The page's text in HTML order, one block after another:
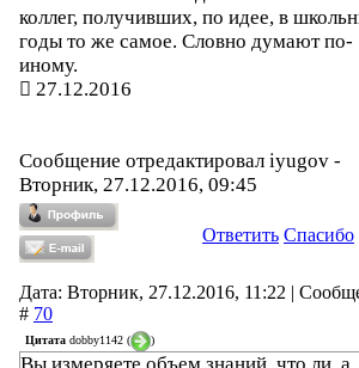
коллег, получивших, по идее, в
годы то же самое. Словно думают по-
иному.
27.12.2016
Сообщение отредактировал iyugov -
Вторник, 27.12.2016, 09:45
Ответить Спасибо
Дата: Вторник, 27.12.2016, 11:22 |
# 70
Цитата dobby1142 ( )